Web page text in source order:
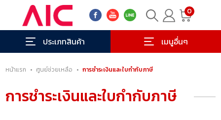
0
ประเภทสินค้า เมนูอื่นๆ
หน้าแรก • ศูนย์ช่วยเหลือ • การชำระเงินและใบกำกับภาษี
การชำระเงินและใบกำกับภาษี